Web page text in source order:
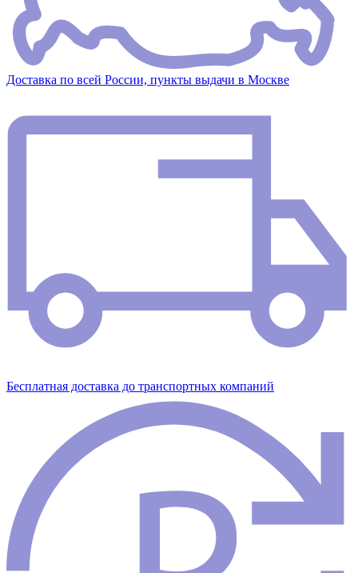
Доставка по всей России, пункты выдачи в Москве
Бесплатная доставка до транспортных компаний